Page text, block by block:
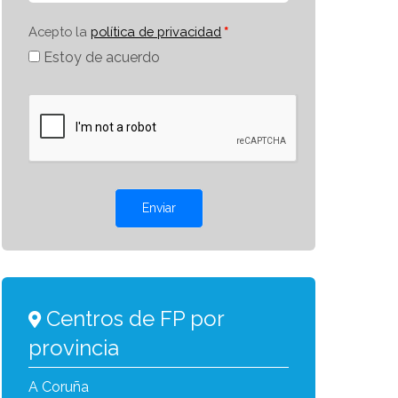
Acepto la política de privacidad
Estoy de acuerdo
Enviar
Centros de FP por
provincia
A Coruña